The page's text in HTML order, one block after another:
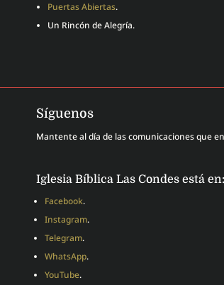
Puertas Abiertas.
Un Rincón de Alegría.
Síguenos
Mantente al día de las comunicaciones que
Iglesia Bíblica Las Condes está en:
Facebook.
Instagram.
Telegram.
WhatsApp.
YouTube.